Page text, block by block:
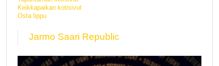
Keikkapaikan kotisivut
Osta lippu
Jarmo Saari Republic